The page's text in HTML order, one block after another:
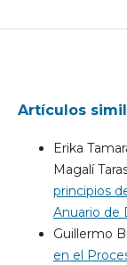
Artículos
Erika
Magalí
principios
Anuario de
Guillermo
en el